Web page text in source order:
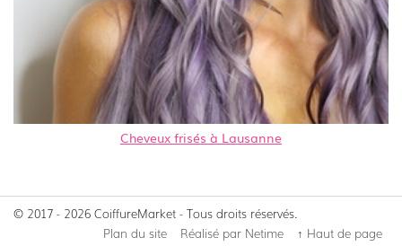
Cheveux frisés à Lausanne
© 2017 - 2026 CoiffureMarket - Tous droits réservés.
Plan du site
Réalisé par Netime ↑ Haut de page